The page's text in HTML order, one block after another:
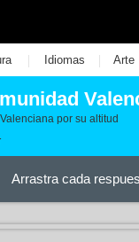
| Idiomas | Arte
por su altitud
Arrastra cada